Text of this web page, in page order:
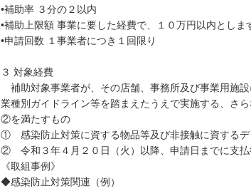
•補助率 ３分の２以内
•補助上限額 事業に要した経費で、１０万円以内としま
•申請回数 １事業者につき１回限り
３ 対象経費
補助対象事業者が、その店舗、事務所及び事業用施
業種別ガイドライン等を踏まえたうえで実施する、さ
②を満たすもの
① 感染防止対策に資する物品等及び非接触に資するデ
② 令和３年４月２０日（火）以降、申請日までに支払
《取組事例》
◆感染防止対策関連（例）